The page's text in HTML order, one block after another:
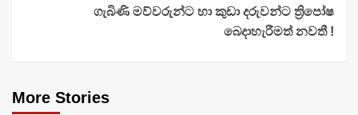
ගැබිණි මව්වරුන්ට හා කුඩා දරුවන්ට ත්‍රිපෝෂ
බෙදාහැරීමත් නවතී !
More Stories